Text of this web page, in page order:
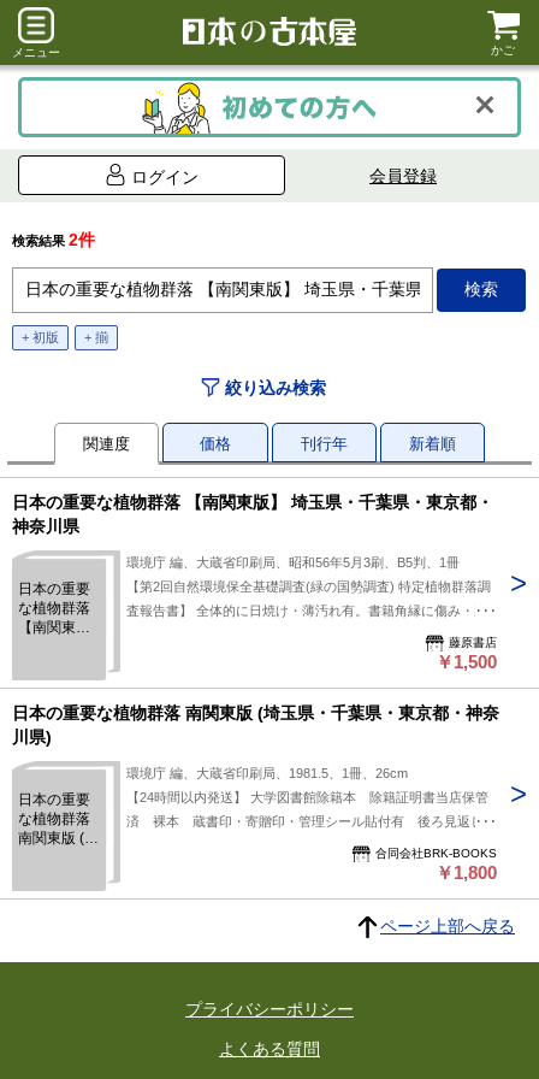
メニュー かご
ログイン 会員登録
検索結果 2件
+ 初版 + 揃
絞り込み検索
関連度 価格 刊行年 新着順
日本の重要な植物群落 【南関東版】 埼玉県・千葉県・東京都・
神奈川県
日本の重要
な植物群落
【南関東
県・東京
都・神奈川
県
環境庁 編、大蔵省印刷局、昭和56年5月3刷、B5判、1冊
【第2回自然環境保全基礎調査(緑の国勢調査) 特定植物群落調
査報告書】 全体的に日焼け・薄汚れ有。書籍角縁に傷み・裏
面に打ちキズ有。天地小口にシミ有。本文は概ね良好(経年並)
藤原書店
￥1,500
日本の重要な植物群落 南関東版 (埼玉県・千葉県・東京都・神奈
川県)
日本の重要
な植物群落
南関東版 (埼
都・神奈川
環境庁 編、大蔵省印刷局、1981.5、1冊、26cm
【24時間以内発送】 大学図書館除籍本 除籍証明書当店保管
済 裸本 蔵書印・寄贈印・管理シール貼付有 後ろ見返しに
封筒貼付 表紙端・裏表紙真ん中に折れ目 四方端反り 三方
少ヤケ・ヨゴレ ややページヤケ 確認の限り書き込み見受け
合同会社BRK-BOOKS
￥1,800
ページ上部へ戻る
プライバシーポリシー
よくある質問